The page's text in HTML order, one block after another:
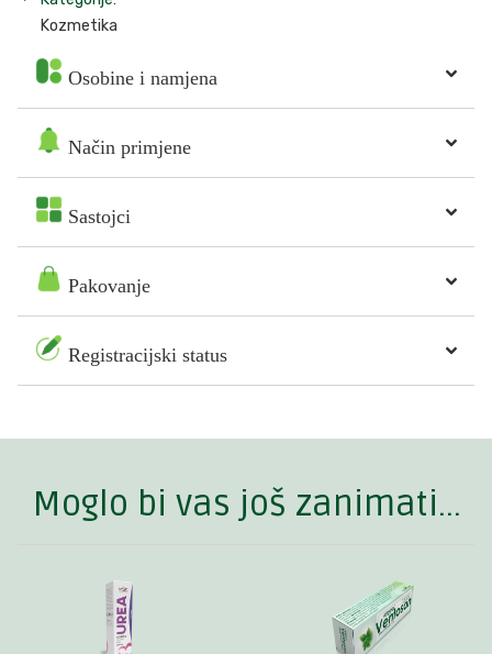
Kozmetika
Osobine i namjena
Način primjene
Sastojci
Pakovanje
Registracijski status
Moglo bi vas još zanimati...